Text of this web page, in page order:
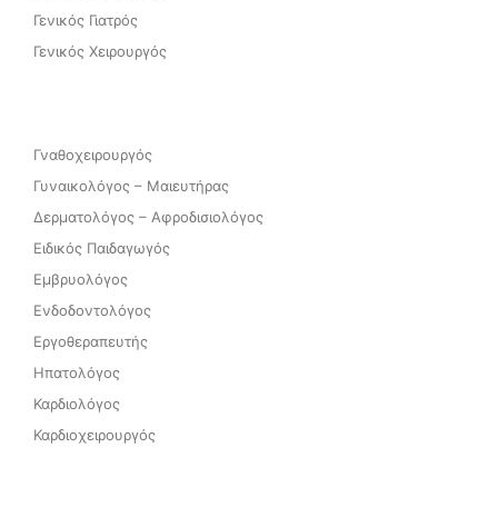
Γενικός Γιατρός
Γενικός Χειρουργός
Γναθοχειρουργός
Γυναικολόγος – Μαιευτήρας
Δερματολόγος – Αφροδισιολόγος
Ειδικός Παιδαγωγός
Εμβρυολόγος
Ενδοδοντολόγος
Εργοθεραπευτής
Ηπατολόγος
Καρδιολόγος
Καρδιοχειρουργός